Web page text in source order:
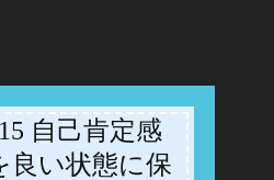
自己肯定感
良い状態に保